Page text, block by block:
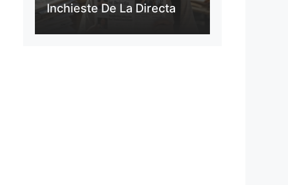
Inchieste De La Directa